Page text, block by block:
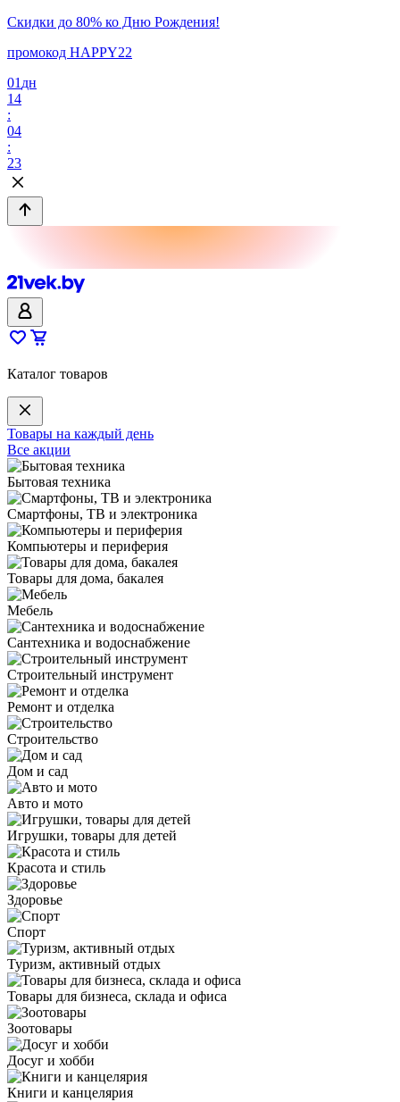
Скидки до 80% ко Дню Рождения!
промокод HAPPY22
01 дн
14
:
04
:
23
Каталог товаров
Товары на каждый день
Все акции
Бытовая техника
Смартфоны, ТВ и электроника
Компьютеры и периферия
Товары для дома, бакалея
Мебель
Сантехника и водоснабжение
Строительный инструмент
Ремонт и отделка
Строительство
Дом и сад
Авто и мото
Игрушки, товары для детей
Красота и стиль
Здоровье
Спорт
Туризм, активный отдых
Товары для бизнеса, склада и офиса
Зоотовары
Досуг и хобби
Книги и канцелярия